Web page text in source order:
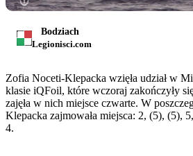
Bodziach
Legionisci.com
Zofia Noceti-Klepacka wzięła udział w
klasie iQFoil, które wczoraj zakończyły
zajęła w nich miejsce czwarte. W
Klepacka zajmowała miejsca: 2, (5), (5),
4.